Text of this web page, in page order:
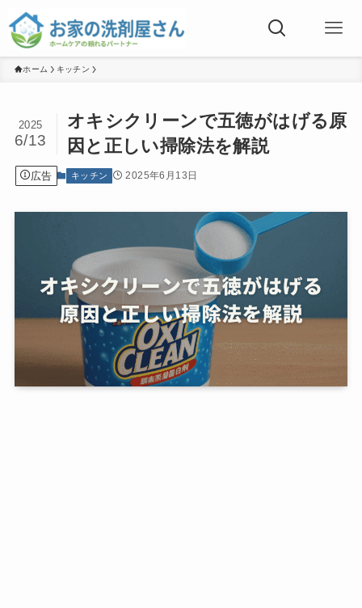
ホーム キッチン
オキシクリーンで五徳がはげる原
因と正しい掃除法を解説
2025
6/13
広告 キッチン 2025年6月13日